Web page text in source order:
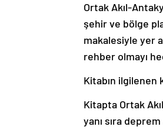
Ortak Akıl-
şehir ve bölge
makalesiyle yer
rehber olmayı
Kitabın ilgilenen
Kitapta Ortak
yanı sıra